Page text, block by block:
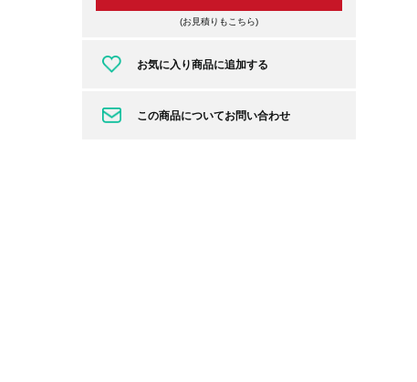
(お見積りもこちら)
お気に入り商品に追加する
この商品についてお問い合わせ